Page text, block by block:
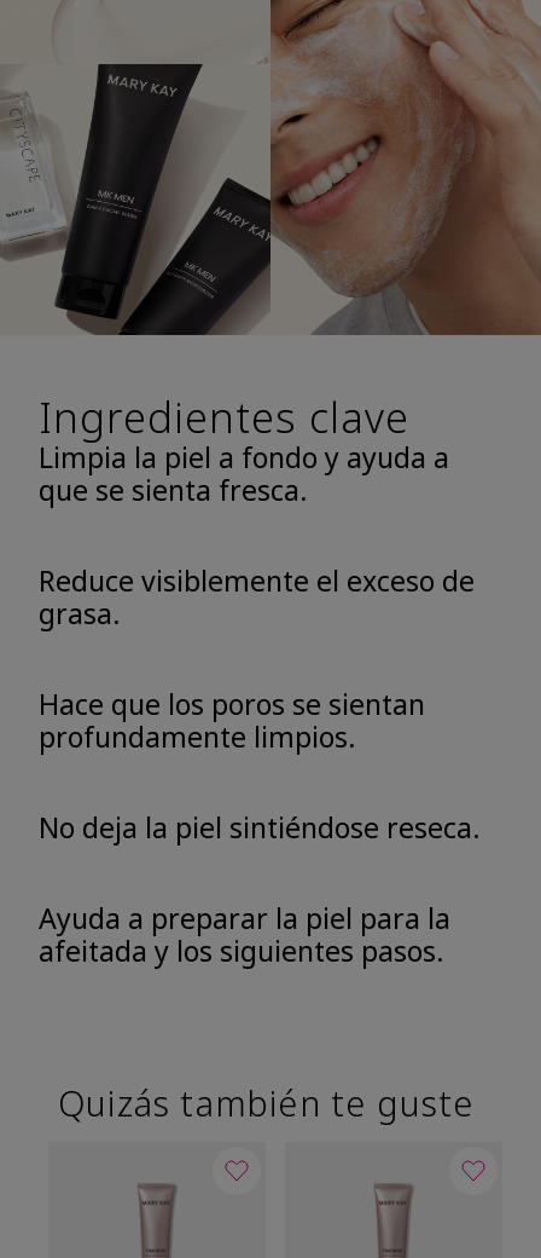
Ingredientes clave
Limpia la piel a fondo y ayuda a
que se sienta fresca.
Reduce visiblemente el exceso de
grasa.
Hace que los poros se sientan
profundamente limpios.
No deja la piel sintiéndose reseca.
Ayuda a preparar la piel para la
afeitada y los siguientes pasos.
Quizás también te guste